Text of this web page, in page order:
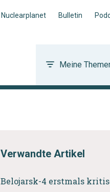
Nuclearplanet Bulletin
Meine
Verwandte Artikel
Belojarsk-4 erstmals